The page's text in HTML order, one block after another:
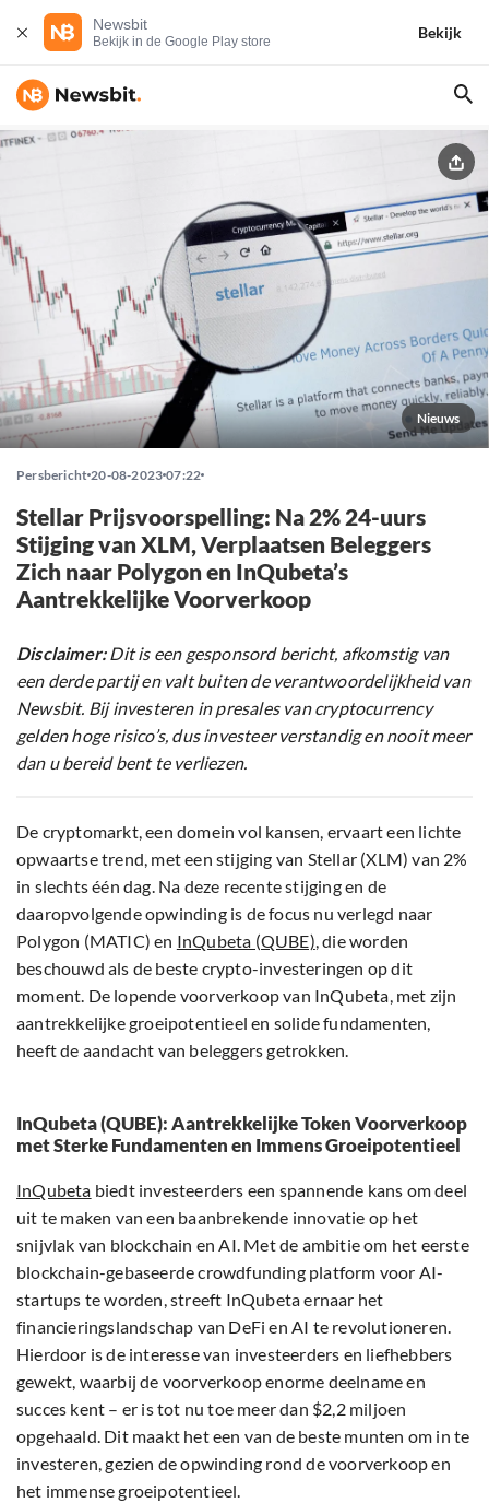
Newsbit
Bekijk in de Google Play store
Bekijk
Nieuws
Persbericht 20-08-2023 07:22
Stellar Prijsvoorspelling: Na 2% 24-uurs
Stijging van XLM, Verplaatsen Beleggers
Zich naar Polygon en InQubeta’s
Aantrekkelijke Voorverkoop
Disclaimer:Dit is een gesponsord bericht, afkomstig van
een derde partij en valt buiten de verantwoordelijkheid van
Newsbit. Bij investeren in presales van cryptocurrency
gelden hoge risico’s, dus investeer verstandig en nooit meer
dan u bereid bent te verliezen.
De cryptomarkt, een domein vol kansen, ervaart een lichte
opwaartse trend, met een stijging van Stellar (XLM) van 2%
in slechts één dag. Na deze recente stijging en de
daaropvolgende opwinding is de focus nu verlegd naar
Polygon (MATIC) en InQubeta (QUBE), die worden
beschouwd als de beste crypto-investeringen op dit
moment. De lopende voorverkoop van InQubeta, met zijn
aantrekkelijke groeipotentieel en solide fundamenten,
heeft de aandacht van beleggers getrokken.
InQubeta (QUBE): Aantrekkelijke Token Voorverkoop
met Sterke Fundamenten en Immens Groeipotentieel
InQubeta biedt investeerders een spannende kans om deel
uit te maken van een baanbrekende innovatie op het
snijvlak van blockchain en AI. Met de ambitie om het eerste
blockchain-gebaseerde crowdfunding platform voor AI-
startups te worden, streeft InQubeta ernaar het
financieringslandschap van DeFi en AI te revolutioneren.
Hierdoor is de interesse van investeerders en liefhebbers
gewekt, waarbij de voorverkoop enorme deelname en
succes kent – er is tot nu toe meer dan $2,2 miljoen
opgehaald. Dit maakt het een van de beste munten om in te
investeren, gezien de opwinding rond de voorverkoop en
het immense groeipotentieel.